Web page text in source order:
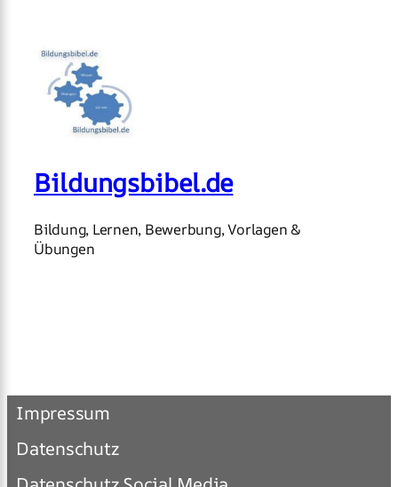
Bildungsbibel.de
Bildung, Lernen, Bewerbung, Vorlagen &
Übungen
Impressum
Datenschutz